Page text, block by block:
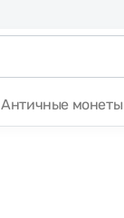
Античные монеты